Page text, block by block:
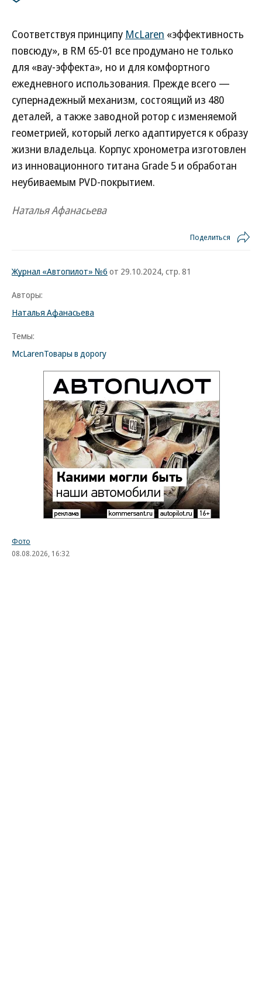
Соответствуя принципу McLaren «эффективность
повсюду», в RM 65-01 все продумано не только
для «вау-эффекта», но и для комфортного
ежедневного использования. Прежде всего —
супернадежный механизм, состоящий из 480
деталей, а также заводной ротор с изменяемой
геометрией, который легко адаптируется к образу
жизни владельца. Корпус хронометра изготовлен
из инновационного титана Grade 5 и обработан
неубиваемым PVD-покрытием.
Наталья Афанасьева
Поделиться
Журнал «Автопилот» №6 от 29.10.2024, стр. 81
Авторы:
Наталья Афанасьева
Темы:
McLarenТовары в дорогу
Фото
08.08.2026, 16:32